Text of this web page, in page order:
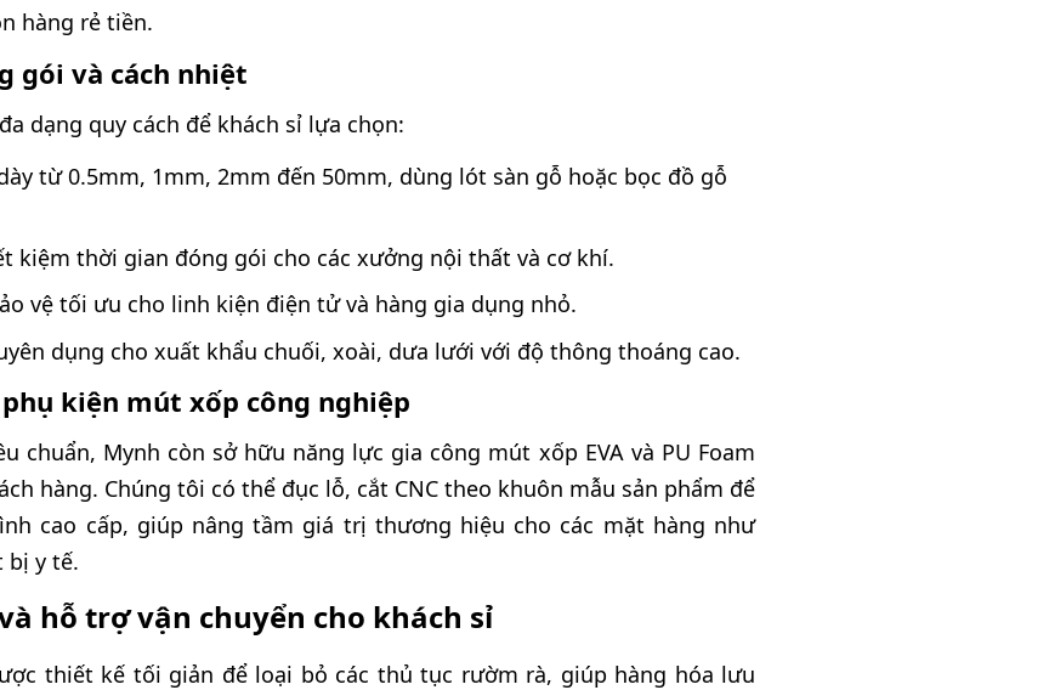
hàng rẻ tiền.
gói và cách nhiệt
dạng quy cách để khách sỉ lựa chọn:
từ 0.5mm, 1mm, 2mm đến 50mm, dùng lót sàn gỗ hoặc bọc đồ gỗ
kiệm thời gian đóng gói cho các xưởng nội thất và cơ khí.
vệ tối ưu cho linh kiện điện tử và hàng gia dụng nhỏ.
dụng cho xuất khẩu chuối, xoài, dưa lưới với độ thông thoáng cao.
kiện mút xốp công nghiệp
chuẩn, Mynh còn sở hữu năng lực gia công mút xốp EVA và PU Foam
hàng. Chúng tôi có thể đục lỗ, cắt CNC theo khuôn mẫu sản phẩm để
cao cấp, giúp nâng tầm giá trị thương hiệu cho các mặt hàng như
bị y tế.
hỗ trợ vận chuyển cho khách sỉ
thiết kế tối giản để loại bỏ các thủ tục rườm rà, giúp hàng hóa lưu